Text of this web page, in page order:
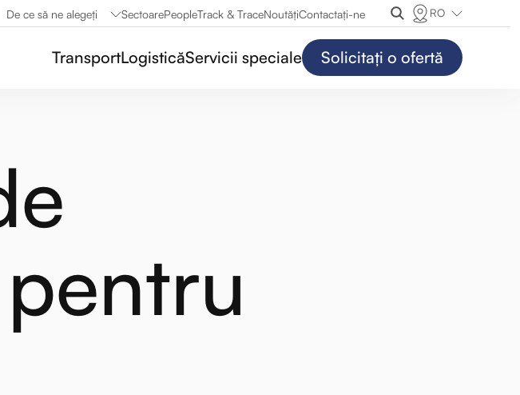
De ce să ne alegeți SectoarePeopleTrack & TraceNoutățiContactaţi-ne RO
TransportLogisticăServicii speciale Solicitați o ofertă